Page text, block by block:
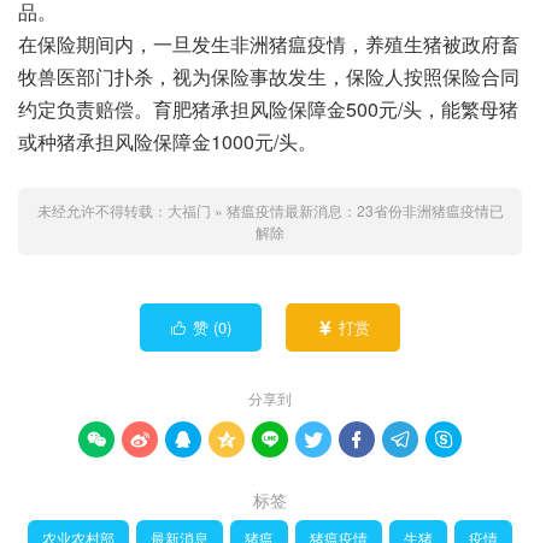
品。
在保险期间内，一旦发生非洲猪瘟疫情，养殖生猪被政府畜
牧兽医部门扑杀，视为保险事故发生，保险人按照保险合同
约定负责赔偿。育肥猪承担风险保障金500元/头，能繁母猪
或种猪承担风险保障金1000元/头。
未经允许不得转载： 大福门 » 猪瘟疫情最新消息：23省份非洲猪瘟疫情已
解除
 赞 (0)  打赏
分享到
        
标签
农业农村部 最新消息 猪瘟 猪瘟疫情 生猪 疫情